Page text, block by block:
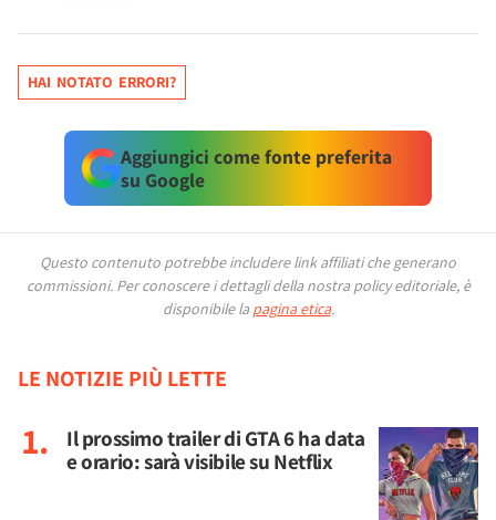
HAI NOTATO ERRORI?
Aggiungici come fonte preferita
su Google
Questo contenuto potrebbe includere link affiliati che generano
commissioni. Per conoscere i dettagli della nostra policy editoriale, è
disponibile la pagina etica.
LE NOTIZIE PIÙ LETTE
Il prossimo trailer di GTA 6 ha data
e orario: sarà visibile su Netflix